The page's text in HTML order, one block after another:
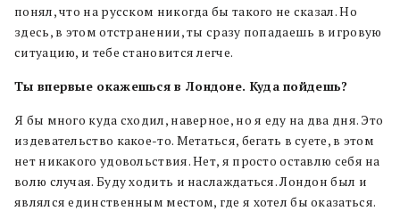
понял, что на русском никогда бы такого не сказал. Но
здесь, в этом отстранении, ты сразу попадаешь в игровую
ситуацию, и тебе становится легче.
Ты впервые окажешься в Лондоне. Куда пойдешь?
Я бы много куда сходил, наверное, но я еду на два дня. Это
издевательство какое-то. Метаться, бегать в суете, в этом
нет никакого удовольствия. Нет, я просто оставлю себя на
волю случая. Буду ходить и наслаждаться. Лондон был и
являлся единственным местом, где я хотел бы оказаться.